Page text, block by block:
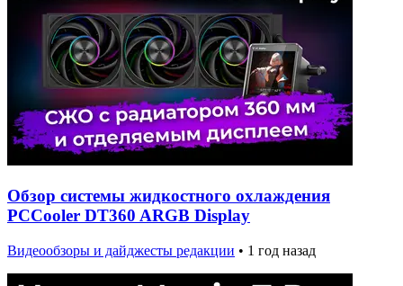
Обзор системы жидкостного охлаждения
PCCooler DT360 ARGB Display
Видеообзоры и дайджесты редакции • 1 год назад